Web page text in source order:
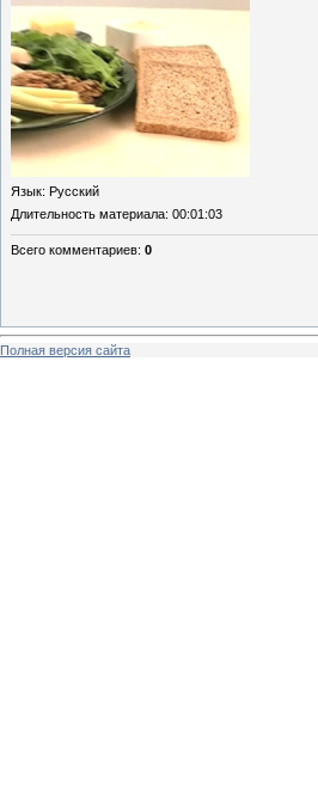
Язык: Русский
Длительность материала: 00:01:03
Всего комментариев: 0
Полная версия сайта